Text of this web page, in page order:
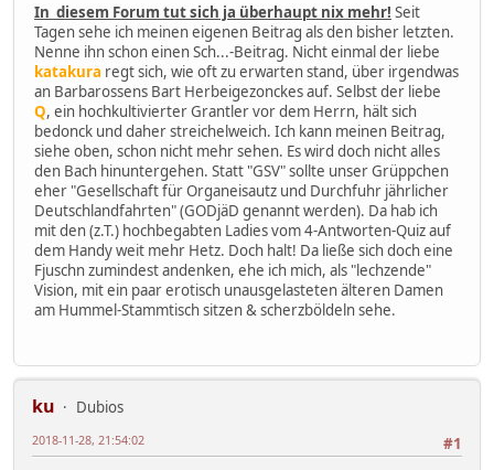
In diesem Forum tut sich ja überhaupt nix mehr! Seit
Tagen sehe ich meinen eigenen Beitrag als den bisher letzten.
Nenne ihn schon einen Sch...-Beitrag. Nicht einmal der liebe
katakura regt sich, wie oft zu erwarten stand, über irgendwas
an Barbarossens Bart Herbeigezonckes auf. Selbst der liebe
Q, ein hochkultivierter Grantler vor dem Herrn, hält sich
bedonck und daher streichelweich. Ich kann meinen Beitrag,
siehe oben, schon nicht mehr sehen. Es wird doch nicht alles
den Bach hinuntergehen. Statt "GSV" sollte unser Grüppchen
eher "Gesellschaft für Organeisautz und Durchfuhr jährlicher
Deutschlandfahrten" (GODjäD genannt werden). Da hab ich
mit den (z.T.) hochbegabten Ladies vom 4-Antworten-Quiz auf
dem Handy weit mehr Hetz. Doch halt! Da ließe sich doch eine
Fjuschn zumindest andenken, ehe ich mich, als "lechzende"
Vision, mit ein paar erotisch unausgelasteten älteren Damen
am Hummel-Stammtisch sitzen & scherzböldeln sehe.
ku
Dubios
#1
2018-11-28, 21:54:02